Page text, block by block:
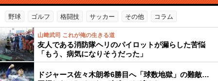
野球 ゴルフ 格闘技 サッカー その他 コラム
山﨑武司 これが俺の生きる道
友人である消防隊ヘリのパイロットが漏らした苦悩
「もう、病気になりそうだった」
ドジャース佐々木朗希6勝目へ「球数地獄」の難敵…